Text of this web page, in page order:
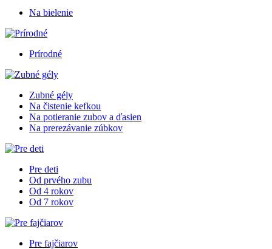
Na bielenie
Prírodné
Zubné gély
Na čistenie kefkou
Na potieranie zubov a ďasien
Na prerezávanie zúbkov
Pre deti
Od prvého zubu
Od 4 rokov
Od 7 rokov
Pre fajčiarov